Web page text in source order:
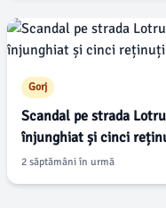
Gorj
Scandal pe strada
înjunghiat și cinci
2 săptămâni în urmă